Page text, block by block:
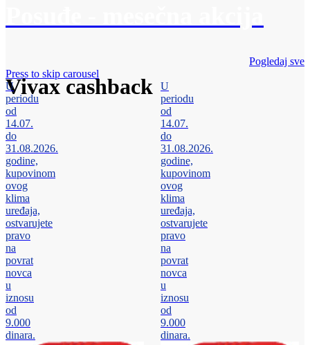
Vivax cashback
Pogledaj sve
Press to skip carousel
U
periodu
od
14.07.
do
31.08.2026.
godine,
kupovinom
ovog
klima
uređaja,
ostvarujete
pravo
na
povrat
novca
u
iznosu
od
9.000
dinara.
U
periodu
od
14.07.
do
31.08.2026.
godine,
kupovinom
ovog
klima
uređaja,
ostvarujete
pravo
na
povrat
novca
u
iznosu
od
9.000
dinara.